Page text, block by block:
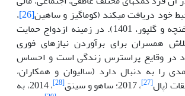
خود دریافت می­کند (کوماگیز و ساهین[26]
،
2017، به نقل از غنچه و گل­پور، 1401). در زمینه ازدواج حمایت
همسران برای برآوردن نیازهای فوری
در وقایع پراسترس زندگی است و احساس
را به دنبال دارد (سالیوان و همکاران،
[27] ، 2017؛ ساهو و سینق [28]
، 2014، به